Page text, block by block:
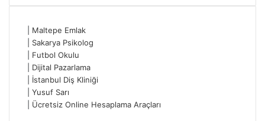
Maltepe Emlak
Sakarya Psikolog
Futbol Okulu
Dijital Pazarlama
İstanbul Diş Kliniği
Yusuf Sarı
Ücretsiz Online Hesaplama Araçları